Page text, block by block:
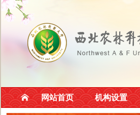
网站首页 机构设置